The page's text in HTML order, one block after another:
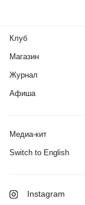
Клуб
Магазин
Журнал
Афиша
Медиа-кит
Switch to English
Instagram